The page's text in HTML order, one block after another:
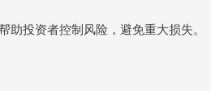
投资者控制风险，避免重大损失。